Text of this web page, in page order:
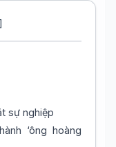
]
sự nghiệp
‘ông hoàng